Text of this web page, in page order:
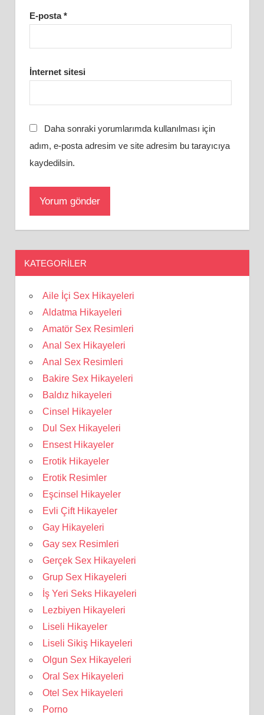
E-posta*
İnternet sitesi
Daha sonraki yorumlarımda kullanılması için
adım, e-posta adresim ve site adresim bu tarayıcıya
kaydedilsin.
KATEGORILER
Aile İçi Sex Hikayeleri
Aldatma Hikayeleri
Amatör Sex Resimleri
Anal Sex Hikayeleri
Anal Sex Resimleri
Bakire Sex Hikayeleri
Baldız hikayeleri
Cinsel Hikayeler
Dul Sex Hikayeleri
Ensest Hikayeler
Erotik Hikayeler
Erotik Resimler
Eşcinsel Hikayeler
Evli Çift Hikayeler
Gay Hikayeleri
Gay sex Resimleri
Gerçek Sex Hikayeleri
Grup Sex Hikayeleri
İş Yeri Seks Hikayeleri
Lezbiyen Hikayeleri
Liseli Hikayeler
Liseli Sikiş Hikayeleri
Olgun Sex Hikayeleri
Oral Sex Hikayeleri
Otel Sex Hikayeleri
Porno